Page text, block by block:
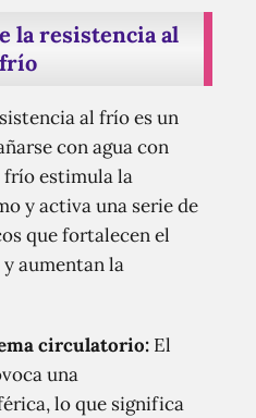
la resistencia al
frío
al frío es un
con agua con
frío estimula la
y activa una serie de
que fortalecen el
aumentan la
circulatorio: El
una
lo que significa